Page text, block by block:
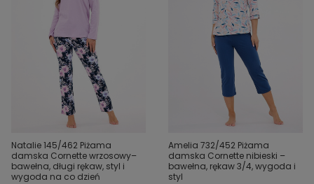
Natalie 145/462 Piżama
damska Cornette wrzosowy–
bawełna, długi rękaw, styl i
wygoda na co dzień
Amelia 732/452 Piżama
damska Cornette nibieski –
bawełna, rękaw 3/4, wygoda i
styl